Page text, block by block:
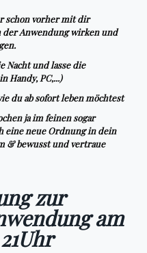
schon vorher mit dir
der Anwendung wirken und
Nacht und lasse die
Handy, PC,...)
du ab sofort leben möchtest
ja im feinen sogar
eine neue Ordnung in dein
& bewusst und vertraue
zur
am